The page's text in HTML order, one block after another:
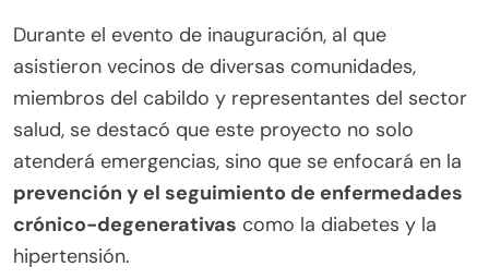
Durante el evento de inauguración, al que
asistieron vecinos de diversas comunidades,
miembros del cabildo y representantes del sector
salud, se destacó que este proyecto no solo
atenderá emergencias, sino que se enfocará en la
prevención y el seguimiento de enfermedades
crónico-degenerativas como la diabetes y la
hipertensión.